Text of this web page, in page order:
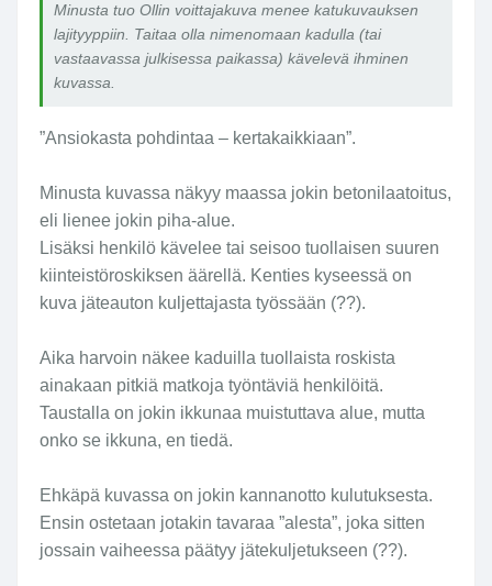
p
ii
n
.
a
a
o
ll
a
n
m
n
o
m
a
n
Minusta tuo Ollin voittajakuva menee katukuvauksen
lajityyppiin. Taitaa olla nimenomaan kadulla (tai
vastaavassa julkisessa paikassa) kävelevä ihminen
kuvassa.
”Ansiokasta pohdintaa – kertakaikkiaan”.
Minusta kuvassa näkyy maassa jokin betonilaatoitus,
eli lienee jokin piha-alue.
Lisäksi henkilö kävelee tai seisoo tuollaisen suuren
kiinteistöroskiksen äärellä. Kenties kyseessä on
kuva jäteauton kuljettajasta työssään (??).
Aika harvoin näkee kaduilla tuollaista roskista
ainakaan pitkiä matkoja työntäviä henkilöitä.
Taustalla on jokin ikkunaa muistuttava alue, mutta
onko se ikkuna, en tiedä.
Ehkäpä kuvassa on jokin kannanotto kulutuksesta.
Ensin ostetaan jotakin tavaraa ”alesta”, joka sitten
jossain vaiheessa päätyy jätekuljetukseen (??).